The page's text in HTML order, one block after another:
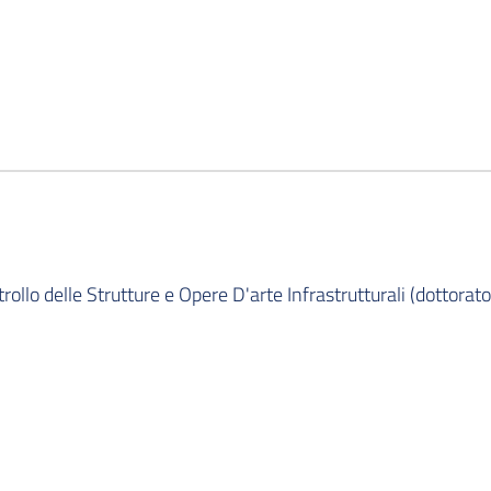
delle Strutture e Opere D'arte Infrastrutturali